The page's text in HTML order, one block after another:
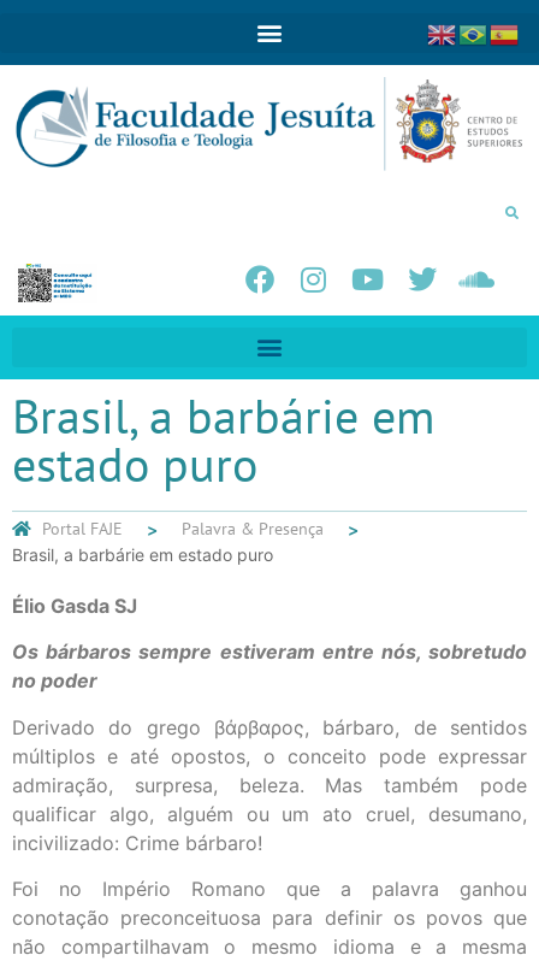
Brasil, a barbárie em
estado puro
Portal FAJE Palavra & Presença
Brasil, a barbárie em estado puro
Élio Gasda SJ
Os bárbaros sempre estiveram entre nós, sobretudo
no poder
Derivado do grego βάρβαρος, bárbaro, de sentidos
múltiplos e até opostos, o conceito pode expressar
admiração, surpresa, beleza. Mas também pode
qualificar algo, alguém ou um ato cruel, desumano,
incivilizado: Crime bárbaro!
Foi no Império Romano que a palavra ganhou
conotação preconceituosa para definir os povos que
não compartilhavam o mesmo idioma e a mesma